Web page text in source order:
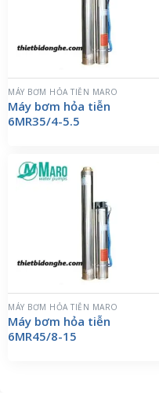
MÁY BƠM HỎA TIỄN MARO
Máy bơm hỏa tiễn
6MR35/4-5.5
MÁY BƠM HỎA TIỄN MARO
Máy bơm hỏa tiễn
6MR45/8-15